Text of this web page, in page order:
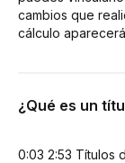
cambios que
cálculo
¿Qué es un
0:03 2:53 Títulos